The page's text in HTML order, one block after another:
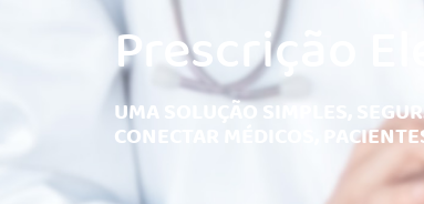
Prescrição
UMA SOLUÇÃO SIMPLES,
CONECTAR MÉDICOS,